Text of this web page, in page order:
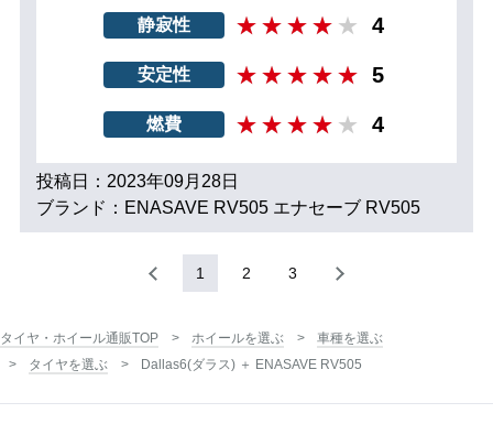
静寂性 4
安定性 5
燃費 4
投稿日：2023年09月28日
ブランド：ENASAVE RV505 エナセーブ RV505
1 2 3
タイヤ・ホイール通販TOP ホイールを選ぶ
車種を選ぶ
タイヤを選ぶ
Dallas6(ダラス) ＋ ENASAVE RV505